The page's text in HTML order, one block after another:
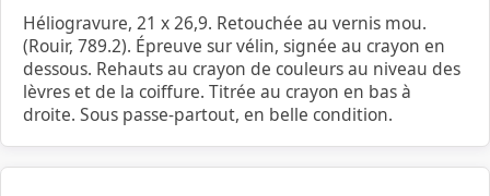
Héliogravure, 21 x 26,9. Retouchée au vernis mou.
(Rouir, 789.2). Épreuve sur vélin, signée au crayon en
dessous. Rehauts au crayon de couleurs au niveau des
lèvres et de la coiffure. Titrée au crayon en bas à
droite. Sous passe-partout, en belle condition.